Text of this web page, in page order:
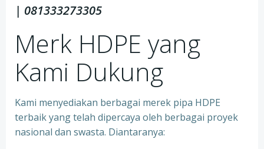
| 081333273305
Merk HDPE yang
Kami Dukung
Kami menyediakan berbagai merek pipa HDPE
terbaik yang telah dipercaya oleh berbagai proyek
nasional dan swasta. Diantaranya: